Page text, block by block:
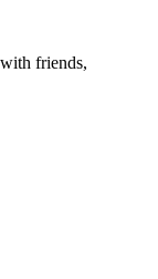
friends,